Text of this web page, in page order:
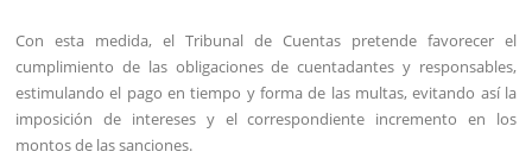
Con esta medida, el Tribunal de Cuentas pretende favorecer el
cumplimiento de las obligaciones de cuentadantes y responsables,
estimulando el pago en tiempo y forma de las multas, evitando así la
imposición de intereses y el correspondiente incremento en los
montos de las sanciones.